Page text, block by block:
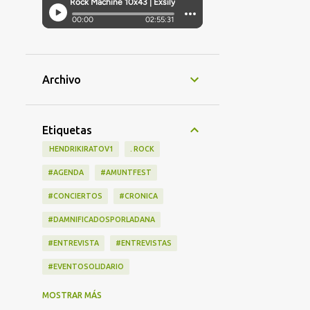
Archivo
Etiquetas
‎ HENDRIKIRATOV1 . ROCK
#AGENDA #AMUNTFEST
#CONCIERTOS #CRONICA
#DAMNIFICADOSPORLADANA
#ENTREVISTA #ENTREVISTAS
#EVENTOSOLIDARIO
#LANZAMIENTOS
MOSTRAR MÁS